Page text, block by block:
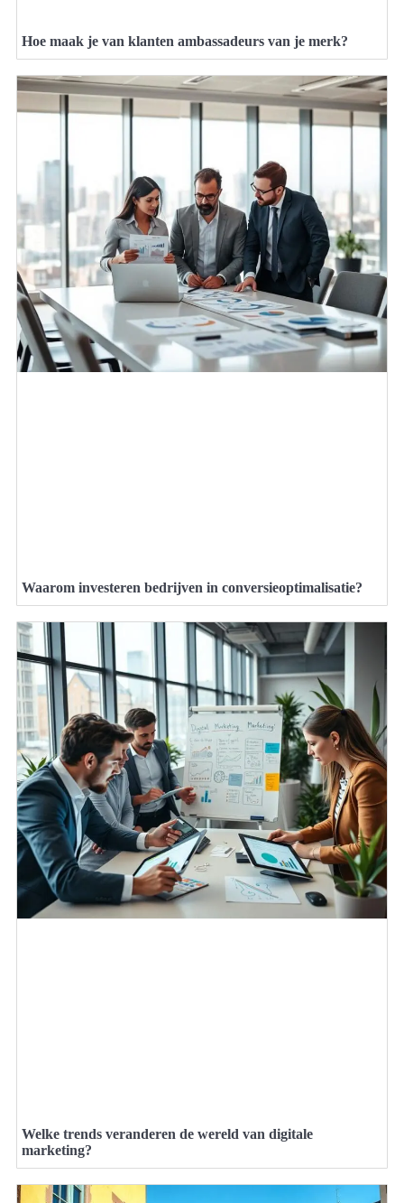
Hoe maak je van klanten ambassadeurs van je merk?
Waarom investeren bedrijven in conversieoptimalisatie?
Welke trends veranderen de wereld van digitale
marketing?